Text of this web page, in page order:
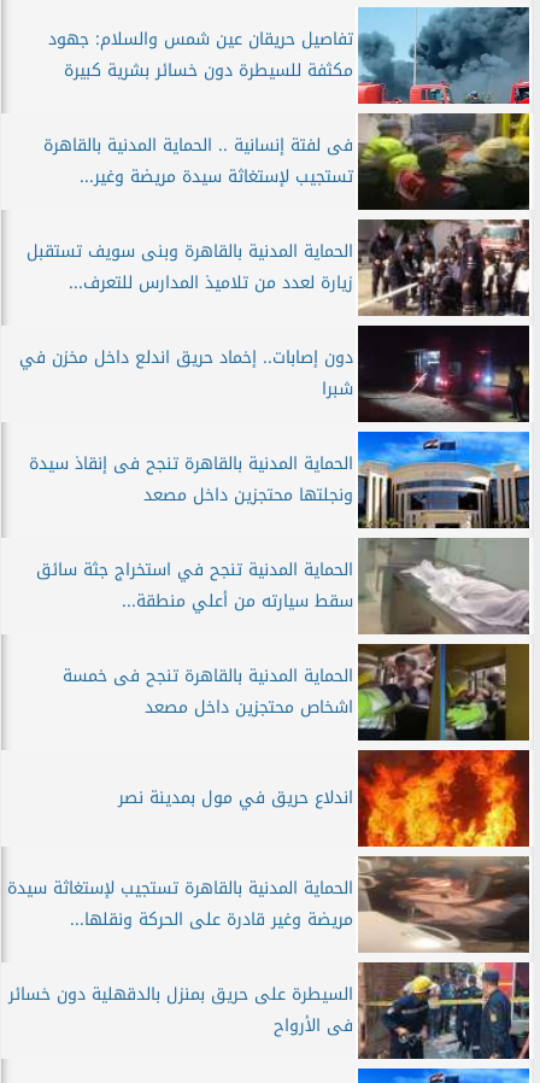
تفاصيل حريقان عين شمس والسلام: جهود
مكثفة للسيطرة دون خسائر بشرية كبيرة
فى لفتة إنسانية .. الحماية المدنية بالقاهرة
تستجيب لإستغاثة سيدة مريضة وغير...
الحماية المدنية بالقاهرة وبنى سويف تستقبل
زيارة لعدد من تلاميذ المدارس للتعرف...
دون إصابات.. إخماد حريق اندلع داخل مخزن في
شبرا
الحماية المدنية بالقاهرة تنجح فى إنقاذ سيدة
ونجلتها محتجزين داخل مصعد
الحماية المدنية تنجح في استخراج جثة سائق
سقط سيارته من أعلي منطقة...
الحماية المدنية بالقاهرة تنجح فى خمسة
اشخاص محتجزين داخل مصعد
اندلاع حريق في مول بمدينة نصر
الحماية المدنية بالقاهرة تستجيب لإستغاثة سيدة
مريضة وغير قادرة على الحركة ونقلها...
السيطرة على حريق بمنزل بالدقهلية دون خسائر
فى الأرواح